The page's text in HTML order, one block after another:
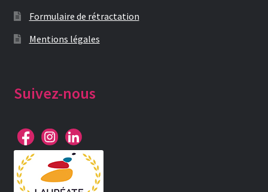
Formulaire de rétractation
Mentions légales
Suivez-nous